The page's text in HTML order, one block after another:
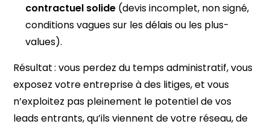
contractuel solide (devis incomplet, non signé,
conditions vagues sur les délais ou les plus-
values).
Résultat : vous perdez du temps administratif, vous
exposez votre entreprise à des litiges, et vous
n’exploitez pas pleinement le potentiel de vos
leads entrants, qu’ils viennent de votre réseau, de